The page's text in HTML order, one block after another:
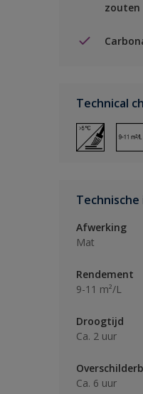
zouten
Technical
Afwerking
Mat
Rendement
9-11 m²/L
Droogtijd
Ca. 2 uur
Ca. 6 uur